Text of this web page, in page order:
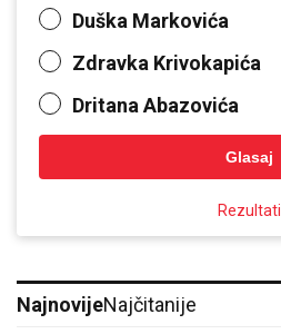
Duška Markovića
Zdravka Krivokapića
Dritana Abazovića
Glasaj
Rezultati
NajnovijeNajčitanije